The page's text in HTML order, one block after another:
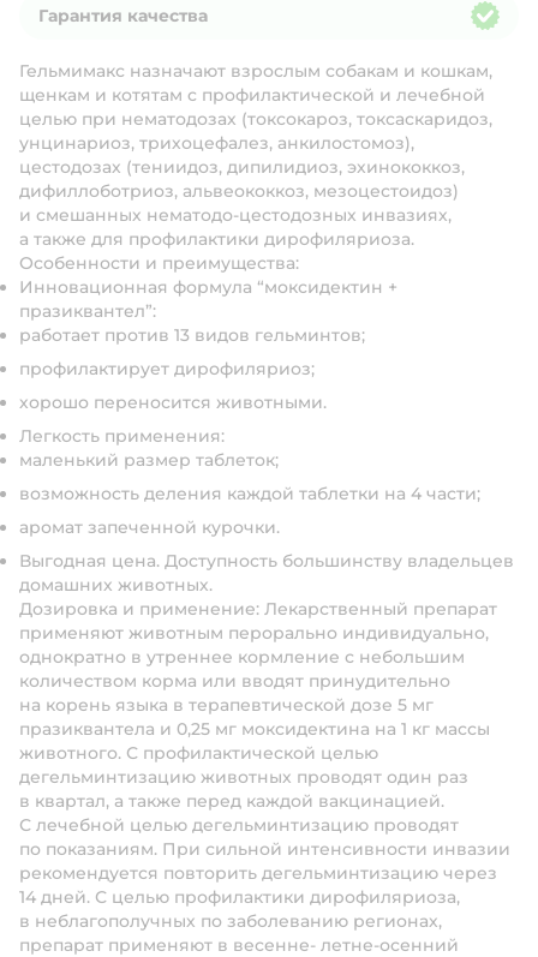
Гарантия качества
Гельмимакс назначают взрослым собакам и кошкам,
щенкам и котятам с профилактической и лечебной
целью при нематодозах (токсокароз, токсаскаридоз,
унцинариоз, трихоцефалез, анкилостомоз),
цестодозах (тениидоз, дипилидиоз, эхинококкоз,
дифиллоботриоз, альвеококкоз, мезоцестоидоз)
и смешанных нематодо-цестодозных инвазиях,
а также для профилактики дирофиляриоза.
Особенности и преимущества:
Инновационная формула “моксидектин +
празиквантел”:
работает против 13 видов гельминтов;
профилактирует дирофиляриоз;
хорошо переносится животными.
Легкость применения:
маленький размер таблеток;
возможность деления каждой таблетки на 4 части;
аромат запеченной курочки.
Выгодная цена. Доступность большинству владельцев
домашних животных.
Дозировка и применение: Лекарственный препарат
применяют животным перорально индивидуально,
однократно в утреннее кормление с небольшим
количеством корма или вводят принудительно
на корень языка в терапевтической дозе 5 мг
празиквантела и 0,25 мг моксидектина на 1 кг массы
животного. С профилактической целью
дегельминтизацию животных проводят один раз
в квартал, а также перед каждой вакцинацией.
С лечебной целью дегельминтизацию проводят
по показаниям. При сильной интенсивности инвазии
рекомендуется повторить дегельминтизацию через
14 дней. С целью профилактики дирофиляриоза,
в неблагополучных по заболеванию регионах,
препарат применяют в весенне- летне-осенний